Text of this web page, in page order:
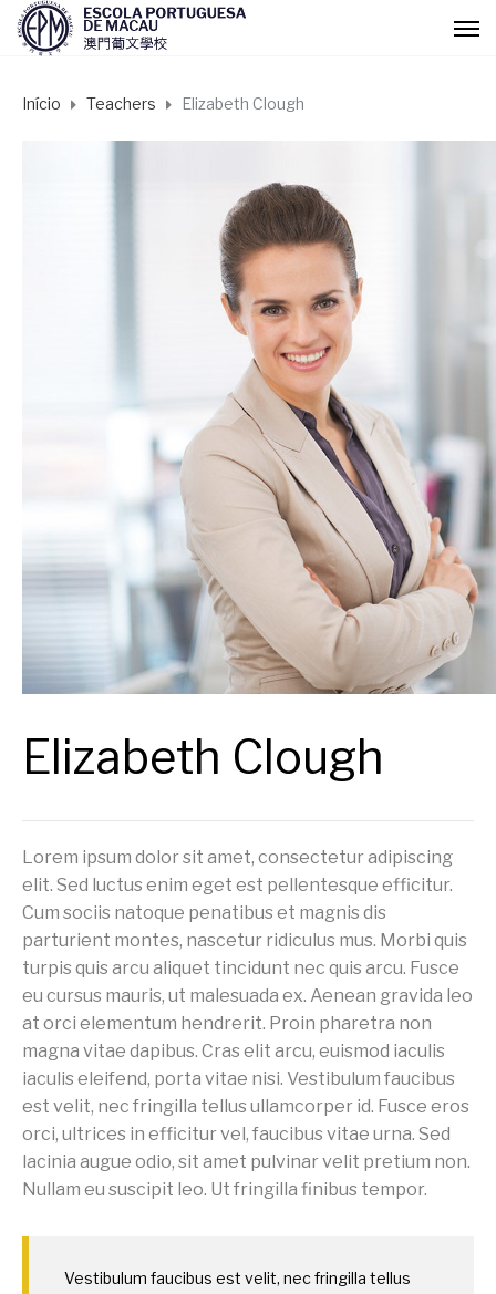
Início Teachers Elizabeth Clough
Elizabeth Clough
Lorem ipsum dolor sit amet, consectetur adipiscing
elit. Sed luctus enim eget est pellentesque efficitur.
Cum sociis natoque penatibus et magnis dis
parturient montes, nascetur ridiculus mus. Morbi quis
turpis quis arcu aliquet tincidunt nec quis arcu. Fusce
eu cursus mauris, ut malesuada ex. Aenean gravida leo
at orci elementum hendrerit. Proin pharetra non
magna vitae dapibus. Cras elit arcu, euismod iaculis
iaculis eleifend, porta vitae nisi. Vestibulum faucibus
est velit, nec fringilla tellus ullamcorper id. Fusce eros
orci, ultrices in efficitur vel, faucibus vitae urna. Sed
lacinia augue odio, sit amet pulvinar velit pretium non.
Nullam eu suscipit leo. Ut fringilla finibus tempor.
Vestibulum faucibus est velit, nec fringilla tellus